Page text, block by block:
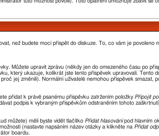
než budete moci přispět do diskuze. To, co vám je povoleno
Můžete upravit zprávu (někdy jen do omezeného času po
který ukazuje, kolikrát jste tento příspěvek upravovali. Tento
jej změnili). Normální uživatelé nemohou příspěvek smazat,
přidat k právě psanému příspěvku zatržením položky Připojit
podpis k vybraným příspěvkům odstraněním tohoto
můžete) měli byste vidět tlačítko Přidat hlasovánípod hlavním
(nastavte napsáním název otázky a klikněte na Přidat
boardu.